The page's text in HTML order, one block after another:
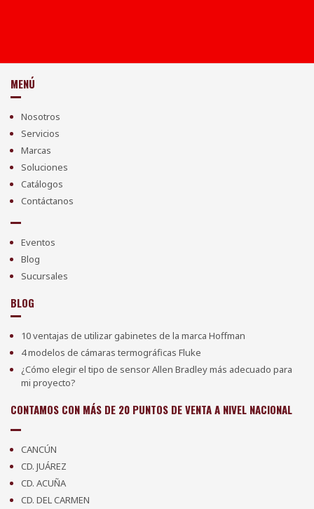
MENÚ
Nosotros
Servicios
Marcas
Soluciones
Catálogos
Contáctanos
Eventos
Blog
Sucursales
BLOG
10 ventajas de utilizar gabinetes de la marca Hoffman
4 modelos de cámaras termográficas Fluke
¿Cómo elegir el tipo de sensor Allen Bradley más adecuado para
mi proyecto?
CONTAMOS CON MÁS DE 20 PUNTOS DE VENTA A NIVEL NACIONAL
CANCÚN
CD. JUÁREZ
CD. ACUÑA
CD. DEL CARMEN